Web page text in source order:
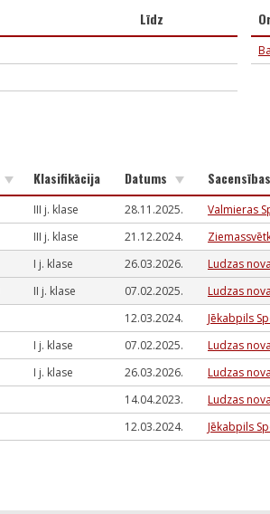
Līdz
Klasifikācija Datums Sacensības
III j. klase 28.11.2025.
Valmieras
III j. klase 21.12.2024.
I j. klase 26.03.2026.
Ludzas
II j. klase 07.02.2025.
Ludzas
12.03.2024.
Jēkabpils
I j. klase 07.02.2025.
Ludzas
I j. klase 26.03.2026.
Ludzas
14.04.2023.
Ludzas
12.03.2024. Jēkabpils